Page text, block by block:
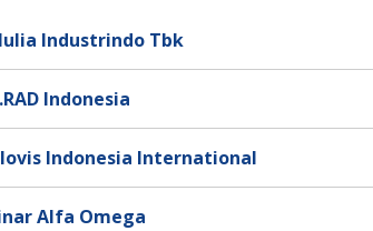
Industrindo Tbk
Indonesia
Indonesia International
Alfa Omega